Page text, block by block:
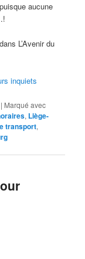
aucune
L’Avenir du
inquiets
| Marqué avec
, Liège-
transport,